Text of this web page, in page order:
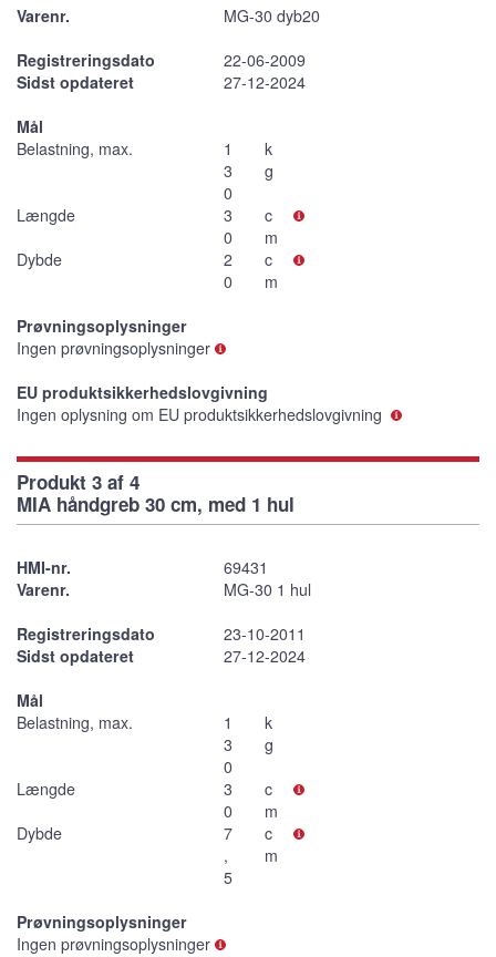
Varenr.
MG-30 dyb20
Registreringsdato
22-06-2009
Sidst opdateret
27-12-2024
Mål
Belastning, max.
1
3
0
k
g
Længde
3
0
c
m
Dybde
2
0
c
m
Prøvningsoplysninger
Ingen prøvningsoplysninger
EU produktsikkerhedslovgivning
Ingen oplysning om EU produktsikkerhedslovgivning
Produkt 3 af 4
MIA håndgreb 30 cm, med 1 hul
HMI-nr.
69431
Varenr.
MG-30 1 hul
Registreringsdato
23-10-2011
Sidst opdateret
27-12-2024
Mål
Belastning, max.
1
3
0
k
g
Længde
3
0
c
m
Dybde
7
,
5
c
m
Prøvningsoplysninger
Ingen prøvningsoplysninger